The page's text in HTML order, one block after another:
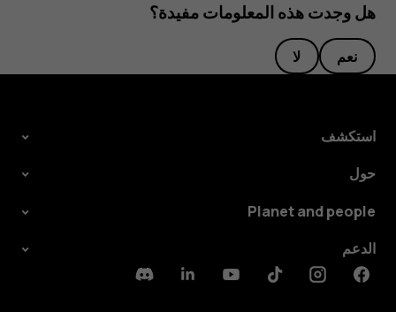
هل وجدت هذه المعلومات مفيدة؟
نعم لا
استكشف
حول
Planet and people
الدعم
Facebook
Instagram
Tiktok
Youtube
Linkedin
Discord